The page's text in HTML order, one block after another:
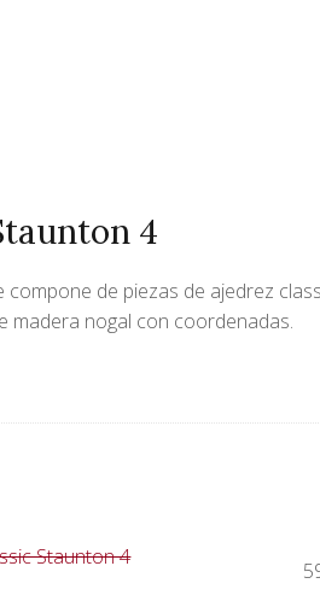
4
compone de piezas de ajedrez
madera nogal con coordenadas.
Staunton 4